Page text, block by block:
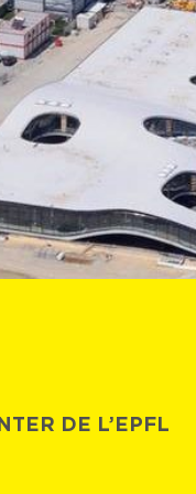
DE L’EPFL